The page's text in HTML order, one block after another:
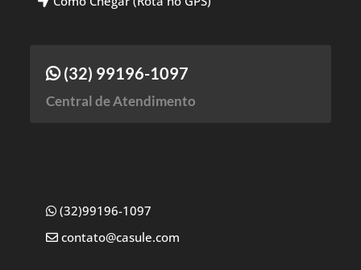
(32) 99196-1097
Central de Atendimento
(32)99196-1097
contato@casule.com